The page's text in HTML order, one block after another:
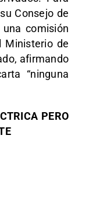
Consejo de
comisión
Ministerio de
afirmando
“ninguna
PERO